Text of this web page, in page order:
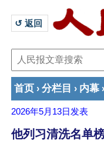
↺ 返回
首页 › 分栏目 › 内幕 ›
2026年5月13日 发表
他列习清洗名单